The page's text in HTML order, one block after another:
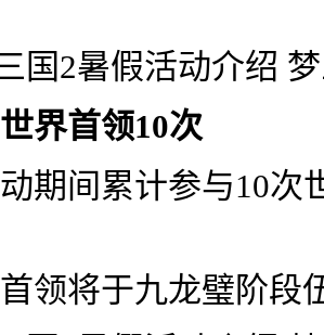
界首领10次
间累计参与10次
将于九龙璧阶段伍